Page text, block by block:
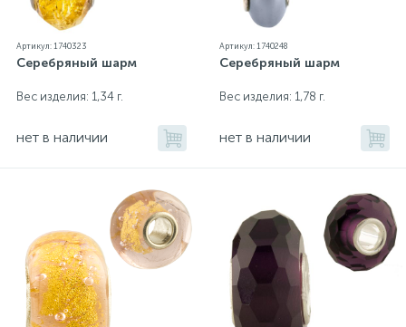
Артикул: 1740323
Серебряный шарм
Вес изделия: 1,34 г.
нет в наличии
Артикул: 1740248
Серебряный шарм
Вес изделия: 1,78 г.
нет в наличии